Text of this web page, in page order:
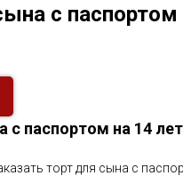
с паспортом
с паспортом на 14
торт для сына с